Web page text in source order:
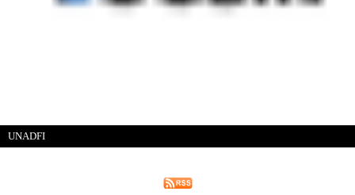
UNADFI